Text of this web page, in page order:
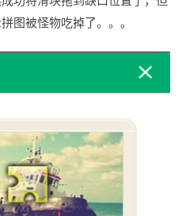
图被怪物吃掉了。。。